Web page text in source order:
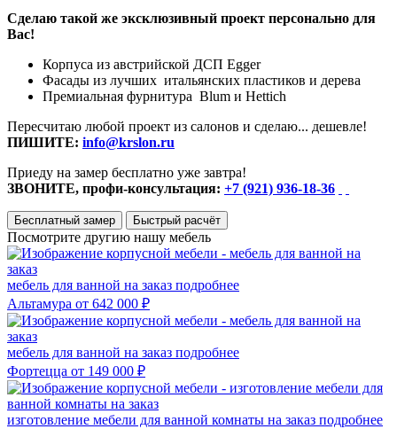
Сделаю такой же эксклюзивный проект персонально для
Вас!
Корпуса из австрийской ДСП Egger
Фасады из лучших итальянских пластиков и дерева
Премиальная фурнитура Blum и Hettich
Пересчитаю любой проект из салонов и сделаю... дешевле!
ПИШИТЕ: info@krslon.ru
Приеду на замер бесплатно уже завтра!
ЗВОНИТЕ, профи-консультация: +7 (921) 936-18-36
Бесплатный замер Быстрый расчёт
Посмотрите другию нашу мебель
мебель для ванной на заказ подробнее
Альтамура от 642 000 ₽
мебель для ванной на заказ подробнее
Фортецца от 149 000 ₽
изготовление мебели для ванной комнаты на заказ подробнее